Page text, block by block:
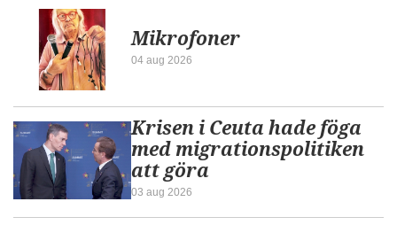
Mikrofoner
04 aug 2026
Krisen i Ceuta hade föga
med migrationspolitiken
att göra
03 aug 2026